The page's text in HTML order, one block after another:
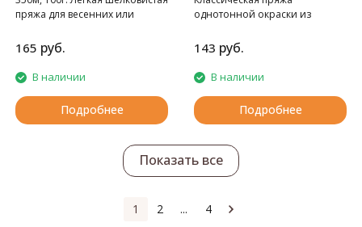
пряжа для весенних или
165 руб.
В наличии
Подробнее
однотонной окраски из
143 руб.
В наличии
Подробнее
Показать все
1 2 ... 4